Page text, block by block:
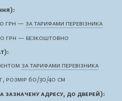
грн — за тарифами перевізника
грн — безкоштовно
за тарифами перевізника
розмір 60/30/40 см
адресу, до дверей):